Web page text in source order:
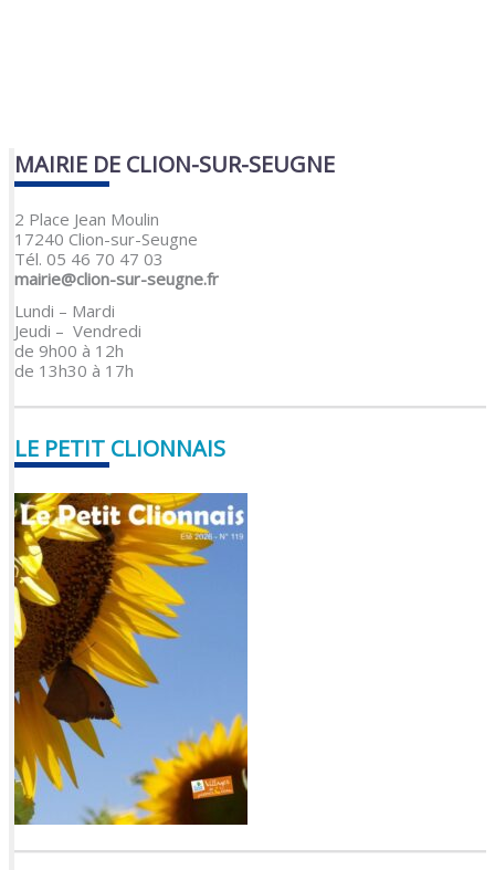
MAIRIE DE CLION-SUR-SEUGNE
2 Place Jean Moulin
17240 Clion-sur-Seugne
Tél. 05 46 70 47 03
mairie@clion-sur-seugne.fr
Lundi – Mardi
Jeudi – Vendredi
de 9h00 à 12h
de 13h30 à 17h
LE PETIT CLIONNAIS